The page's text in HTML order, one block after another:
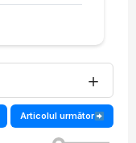
＋
Articolul următor